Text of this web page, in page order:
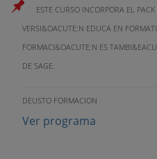
ESTE CURSO INCORPORA EL
VERSI&OACUTE;N EDUCA EN
FORMACI&OACUTE;N ES
DE SAGE.
DEUSTO FORMACION
Ver programa